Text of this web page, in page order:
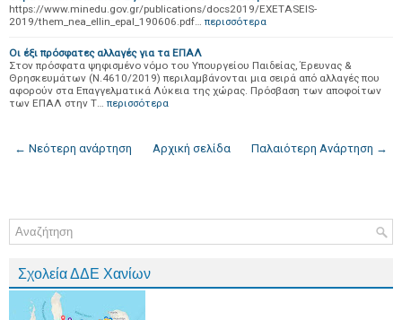
https://www.minedu.gov.gr/publications/docs2019/EXETASEIS-
2019/them_nea_ellin_epal_190606.pdf… περισσότερα
Οι έξι πρόσφατες αλλαγές για τα ΕΠΑΛ
Στον πρόσφατα ψηφισμένο νόμο του Υπουργείου Παιδείας, Έρευνας &
Θρησκευμάτων (Ν.4610/2019) περιλαμβάνονται μια σειρά από αλλαγές που
αφορούν στα Επαγγελματικά Λύκεια της χώρας. Πρόσβαση των αποφοίτων
των ΕΠΑΛ στην Τ… περισσότερα
← Νεότερη ανάρτηση Παλαιότερη Ανάρτηση →
Αρχική σελίδα
Σχολεία ΔΔΕ Χανίων